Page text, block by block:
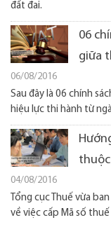
đất đai.
06
giữa
06/08/2016
Sau đây là 06 chính
hiệu lực thi hành từ
thuộc
04/08/2016
Tổng cục Thuế vừa
về việc cấp Mã số